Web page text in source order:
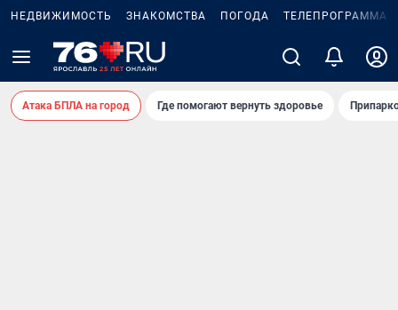
НЕДВИЖИМОСТЬ ЗНАКОМСТВА ПОГОДА ТЕЛЕПРОГРАММА
Атака БПЛА на город Где помогают вернуть здоровье